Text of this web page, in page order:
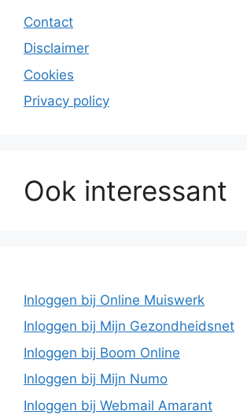
Contact
Disclaimer
Cookies
Privacy policy
Ook interessant
Inloggen bij Online Muiswerk
Inloggen bij Mijn Gezondheidsnet
Inloggen bij Boom Online
Inloggen bij Mijn Numo
Inloggen bij Webmail Amarant